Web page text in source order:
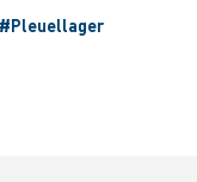
#Pleuellager